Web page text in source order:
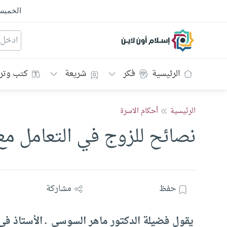
إسلام أون لاين
الرئيسية فكر شريعة كتب
الرئيسية أحكام الاسرة
نصائح للزوج في التعامل
حفظ مشاركة
يقول فضيلة الدكتور ماهر السوسي ـ الأستاذ